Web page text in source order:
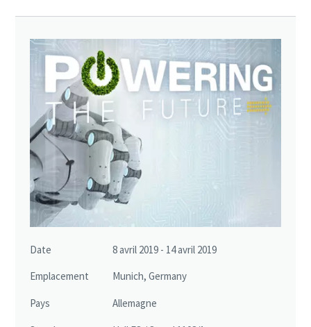
Date 8 avril 2019 - 14 avril 2019
Emplacement Munich, Germany
Pays Allemagne